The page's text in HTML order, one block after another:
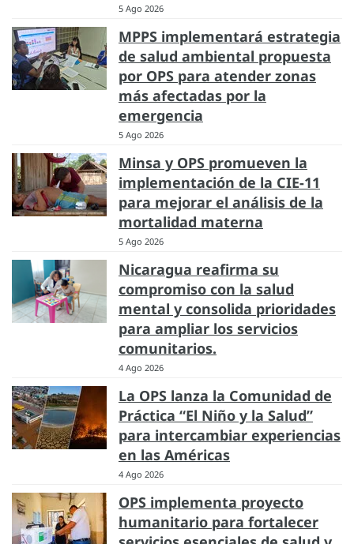
5 Ago 2026
MPPS implementará estrategia
de salud ambiental propuesta
por OPS para atender zonas
más afectadas por la
emergencia
5 Ago 2026
Minsa y OPS promueven la
implementación de la CIE-11
para mejorar el análisis de la
mortalidad materna
5 Ago 2026
Nicaragua reafirma su
compromiso con la salud
mental y consolida prioridades
para ampliar los servicios
comunitarios.
4 Ago 2026
La OPS lanza la Comunidad de
Práctica “El Niño y la Salud”
para intercambiar experiencias
en las Américas
4 Ago 2026
OPS implementa proyecto
humanitario para fortalecer